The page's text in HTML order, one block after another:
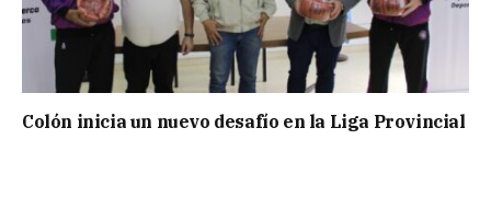
Colón inicia un nuevo desafío en la Liga Provincial